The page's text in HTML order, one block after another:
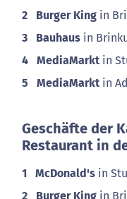
2 Burger King in
3 Bauhaus in
4 MediaMarkt in
5 MediaMarkt in
Geschäfte der
Restaurant in
1 McDonald's in
2 Burger King in